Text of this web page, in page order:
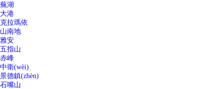
蕪湖
大港
克拉瑪依
山南地
雅安
五指山
赤峰
中衛(wèi)
景德鎮(zhèn)
石嘴山